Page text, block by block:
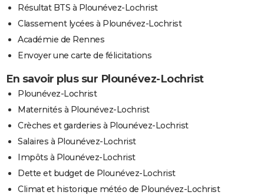
Résultat BTS à Plounévez-Lochrist
Classement lycées à Plounévez-Lochrist
Académie de Rennes
Envoyer une carte de félicitations
En savoir plus sur Plounévez-Lochrist
Plounévez-Lochrist
Maternités à Plounévez-Lochrist
Crèches et garderies à Plounévez-Lochrist
Salaires à Plounévez-Lochrist
Impôts à Plounévez-Lochrist
Dette et budget de Plounévez-Lochrist
Climat et historique météo de Plounévez-Lochrist